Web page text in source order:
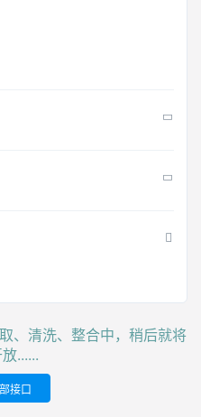
、清洗、整合中，稍后就将
......
接口